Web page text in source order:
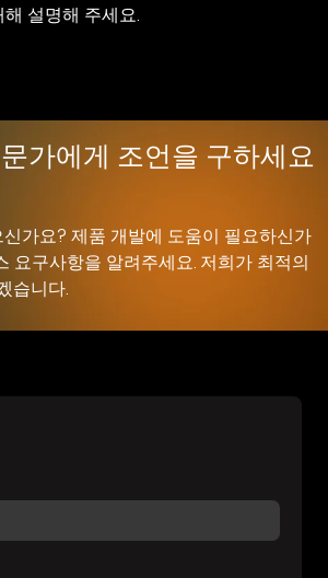
설명해 주세요.
가에게 조언을 구하세요
가요? 제품 개발에 도움이 필요하신가
요구사항을 알려주세요. 저희가 최적의
습니다.